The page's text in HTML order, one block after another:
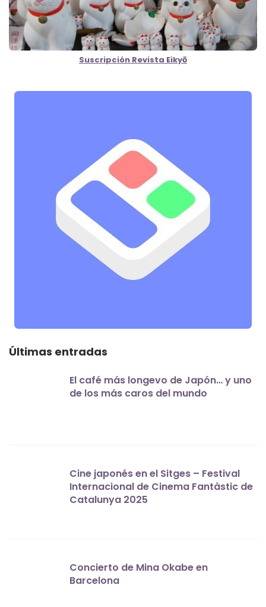
Suscripción Revista Eikyō
Últimas entradas
El café más longevo de Japón… y uno
de los más caros del mundo
Cine japonés en el Sitges – Festival
Internacional de Cinema Fantàstic de
Catalunya 2025
Concierto de Mina Okabe en
Barcelona